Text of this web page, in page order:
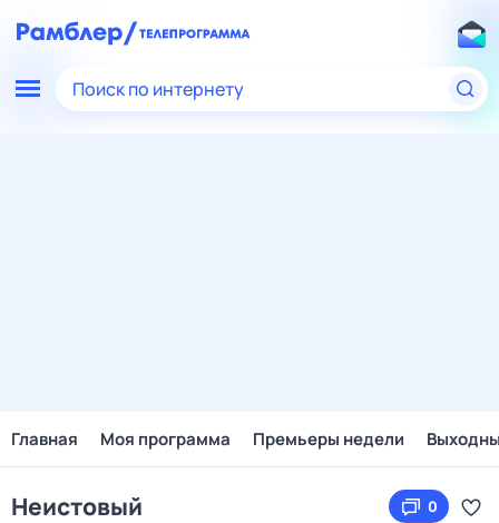
Поиск по интернету
Главная Моя программа Премьеры недели
Неистовый 0